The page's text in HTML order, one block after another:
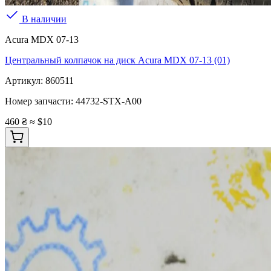
В наличии
Acura MDX 07-13
Центральный колпачок на диск Acura MDX 07-13 (01)
Артикул: 860511
Номер запчасти: 44732-STX-A00
460 ₴ ≈ $10